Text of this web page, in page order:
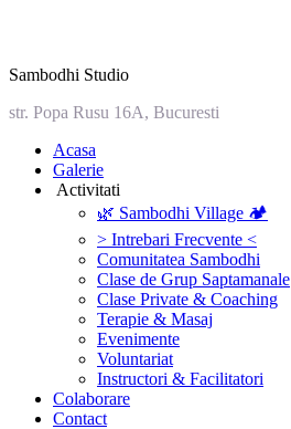
Sambodhi Studio
str. Popa Rusu 16A, Bucuresti
‎Acasa
Galerie
‎ ‎Activitati‎
🌿 Sambodhi Village 🏕️
> Intrebari Frecvente <
Comunitatea Sambodhi
Clase de Grup Saptamanale
Clase Private & Coaching
Terapie & Masaj
‎Evenimente
Voluntariat
‏‏‎Instructori & Facilitatori
Colaborare
Contact